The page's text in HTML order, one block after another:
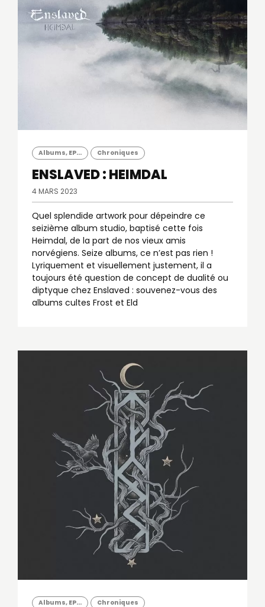
Albums, EP... Chroniques
ENSLAVED : HEIMDAL
4 MARS 2023
Quel splendide artwork pour dépeindre ce
seizième album studio, baptisé cette fois
Heimdal, de la part de nos vieux amis
norvégiens. Seize albums, ce n’est pas rien !
Lyriquement et visuellement justement, il a
toujours été question de concept de dualité ou
diptyque chez Enslaved : souvenez-vous des
albums cultes Frost et Eld
Albums, EP... Chroniques